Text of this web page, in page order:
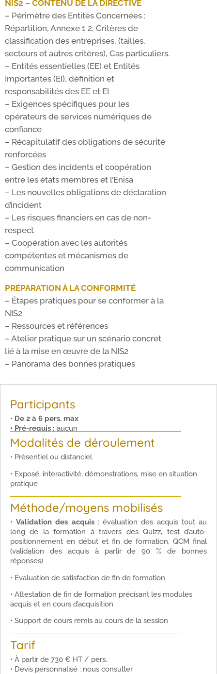
Participants
• De 2 à 6 pers. max
• Pré-requis : aucun
Modalités de déroulement
• Présentiel ou distanciel
• Exposé, interactivité, démonstrations, mise en situation
pratique
Méthode/moyens mobilisés
•Validation des acquis: évaluation des acquis tout au
long de la formation à travers des Quizz, test d’auto-
positionnement en début et fin de formation, QCM final
(validation des acquis à partir de 90 % de bonnes
réponses)
• Évaluation de satisfaction de fin de formation
• Attestation de fin de formation précisant les modules
acquis et en cours d’acquisition
• Support de cours remis au cours de la session
Tarif
• À partir de 730 € HT / pers.
• Devis personnalisé : nous consulter
NIS2 – CONTENU DE LA DIRECTIVE
– Périmètre des Entités Concernées :
Répartition, Annexe 1 2, Critères de
classification des entreprises, (tailles,
secteurs et autres critères), Cas particuliers.
– Entités essentielles (EE) et Entités
Importantes (EI), définition et
responsabilités des EE et EI
– Exigences spécifiques pour les
opérateurs de services numériques de
confiance
– Récapitulatif des obligations de sécurité
renforcées
– Gestion des incidents et coopération
entre les états membres et l’Enisa
– Les nouvelles obligations de déclaration
d’incident
– Les risques financiers en cas de non-
respect
– Coopération avec les autorités
compétentes et mécanismes de
communication
PRÉPARATION À LA CONFORMITÉ
– Étapes pratiques pour se conformer à la
NIS2
– Ressources et références
– Atelier pratique sur un scénario concret
lié à la mise en œuvre de la NIS2
– Panorama des bonnes pratiques